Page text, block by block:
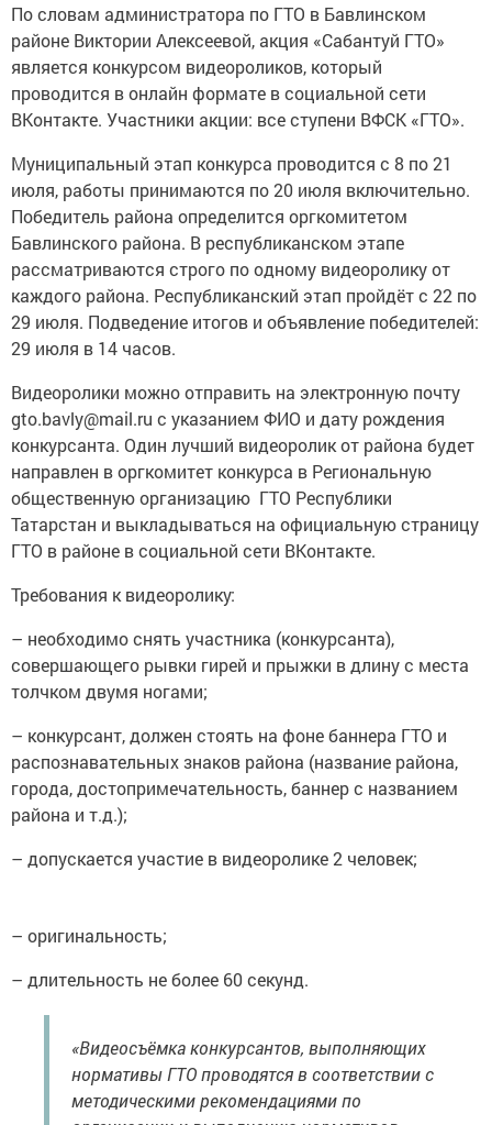
По словам администратора по ГТО в Бавлинском
районе Виктории Алексеевой, акция «Сабантуй ГТО»
является конкурсом видеороликов, который
проводится в онлайн формате в социальной сети
ВКонтакте. Участники акции: все ступени ВФСК «ГТО».
Муниципальный этап конкурса проводится с 8 по 21
июля, работы принимаются по 20 июля включительно.
Победитель района определится оргкомитетом
Бавлинского района. В республиканском этапе
рассматриваются строго по одному видеоролику от
каждого района. Республиканский этап пройдёт с 22 по
29 июля. Подведение итогов и объявление победителей:
29 июля в 14 часов.
Видеоролики можно отправить на электронную почту
gto.bavly@mail.ru с указанием ФИО и дату рождения
конкурсанта. Один лучший видеоролик от района будет
направлен в оргкомитет конкурса в Региональную
общественную организацию ГТО Республики
Татарстан и выкладываться на официальную страницу
ГТО в районе в социальной сети ВКонтакте.
Требования к видеоролику:
– необходимо снять участника (конкурсанта),
совершающего рывки гирей и прыжки в длину с места
толчком двумя ногами;
– конкурсант, должен стоять на фоне баннера ГТО и
распознавательных знаков района (название района,
города, достопримечательность, баннер с названием
района и т.д.);
– допускается участие в видеоролике 2 человек;
– оригинальность;
– длительность не более 60 секунд.
«Видеосъёмка конкурсантов, выполняющих
нормативы ГТО проводятся в соответствии с
методическими рекомендациями по